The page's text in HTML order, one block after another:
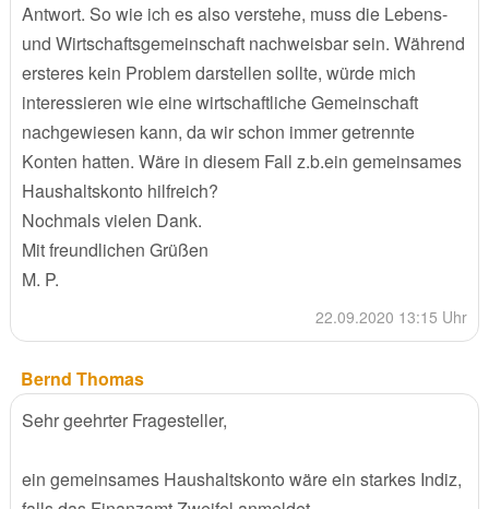
Antwort. So wie ich es also verstehe, muss die Lebens-
und Wirtschaftsgemeinschaft nachweisbar sein. Während
ersteres kein Problem darstellen sollte, würde mich
interessieren wie eine wirtschaftliche Gemeinschaft
nachgewiesen kann, da wir schon immer getrennte
Konten hatten. Wäre in diesem Fall z.b.ein gemeinsames
Haushaltskonto hilfreich?
Nochmals vielen Dank.
Mit freundlichen Grüßen
M. P.
22.09.2020 13:15 Uhr
Bernd Thomas
Sehr geehrter Fragesteller,
ein gemeinsames Haushaltskonto wäre ein starkes Indiz,